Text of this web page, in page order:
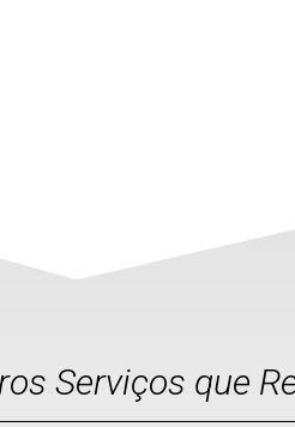
Serviços que